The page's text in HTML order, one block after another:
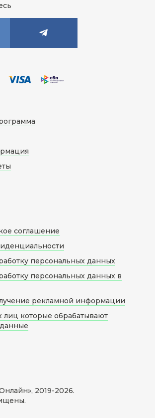
2019-2026.
соглашение
персональных данных
персональных данных в
рекламной информации
лиц которые обрабатывают